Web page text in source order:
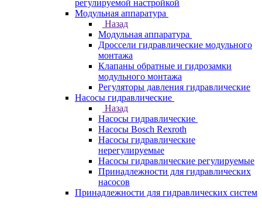
регулируемой настройкой
Модульная аппаратура
Назад
Модульная аппаратура
Дроссели гидравлические модульного
монтажа
Клапаны обратные и гидрозамки
модульного монтажа
Регуляторы давления гидравлические
Насосы гидравлические
Назад
Насосы гидравлические
Насосы Bosch Rexroth
Насосы гидравлические
нерегулируемые
Насосы гидравлические регулируемые
Принадлежности для гидравлических
насосов
Принадлежности для гидравлических систем